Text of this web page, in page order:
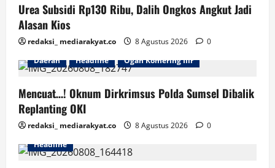
Urea Subsidi Rp130 Ribu, Dalih Ongkos Angkut Jadi
Alasan Kios
redaksi_ mediarakyat.co 8 Agustus 2026
0
Daerah
Headline Ogan Komering Ilir
Mencuat…! Oknum Dirkrimsus Polda Sumsel Dibalik
Replanting OKI
redaksi_ mediarakyat.co 8 Agustus 2026
0
Headline